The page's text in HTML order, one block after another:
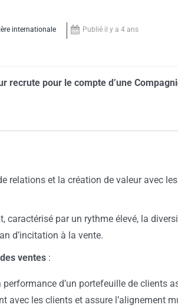
internationale
Publié il y a 4 ans
recrute pour le compte d’une
relations et la création de valeur avec
par un rythme élevé, la
d’incitation à la vente.
ventes :
d’un portefeuille de clients
avec les clients et assure l’alignement